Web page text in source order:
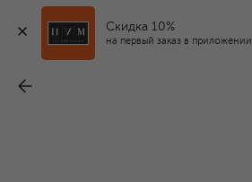
Скидка 10%
на первый заказ в приложении